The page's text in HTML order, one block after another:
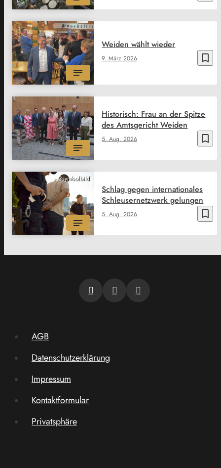
bookmark_border
9. März 2026
Weiden wählt wieder
bookmark_border
5. Aug. 2026
Historisch: Frau an der Spitze
des Amtsgericht Weiden
@symbolbild
bookmark_border
5. Aug. 2026
Schlag gegen internationales
Schleusernetzwerk gelungen
AGB
Datenschutzerklärung
Impressum
Kontaktformular
Privatsphäre